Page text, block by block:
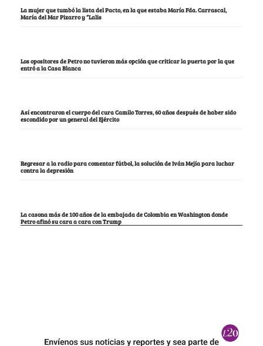
La mujer que tumbó la lista del Pacto, en la que estaba María Fda. Carrascal,
María del Mar Pizarro y “Lalis
Los opositores de Petro no tuvieron más opción que criticar la puerta por la que
entró a la Casa Blanca
Así encontraron el cuerpo del cura Camilo Torres, 60 años después de haber sido
escondido por un general del Ejército
Regresar a la radio para comentar fútbol, la solución de Iván Mejía para luchar
contra la depresión
La casona más de 100 años de la embajada de Colombia en Washington donde
Petro afinó su cara a cara con Trump